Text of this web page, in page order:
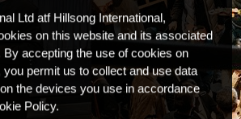
Ltd atf Hillsong International,
on this website and its associated
By accepting the use of cookies on
you permit us to collect and use data
the devices you use in accordance
Policy.